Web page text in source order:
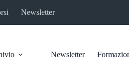
Newsletter
Newsletter